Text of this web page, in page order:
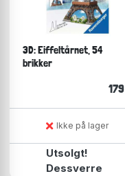
3D: Eiffeltårnet, 54
brikker
179
Ikke på lager
Utsolgt!
Dessverre